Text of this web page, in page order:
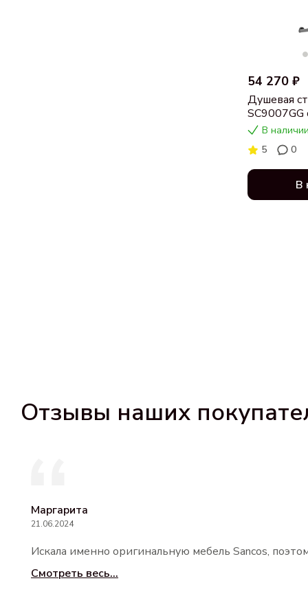
54 270 ₽
Душевая
SC9007GG
вороненая
В
5
0
В
Отзывы наших
Маргарита
21.06.2024
Искала именно оригинальную мебель Sancos,
Смотреть весь...